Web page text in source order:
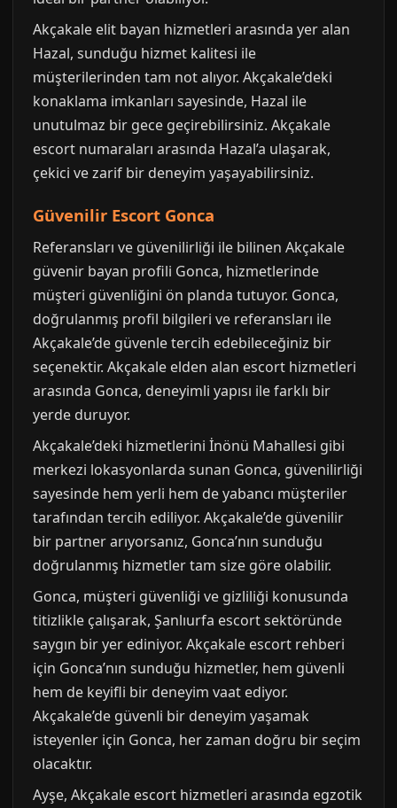
Akçakale elit bayan hizmetleri arasında yer alan
Hazal, sunduğu hizmet kalitesi ile
müşterilerinden tam not alıyor. Akçakale’deki
konaklama imkanları sayesinde, Hazal ile
unutulmaz bir gece geçirebilirsiniz. Akçakale
escort numaraları arasında Hazal’a ulaşarak,
çekici ve zarif bir deneyim yaşayabilirsiniz.
Güvenilir Escort Gonca
Referansları ve güvenilirliği ile bilinen Akçakale
güvenir bayan profili Gonca, hizmetlerinde
müşteri güvenliğini ön planda tutuyor. Gonca,
doğrulanmış profil bilgileri ve referansları ile
Akçakale’de güvenle tercih edebileceğiniz bir
seçenektir. Akçakale elden alan escort hizmetleri
arasında Gonca, deneyimli yapısı ile farklı bir
yerde duruyor.
Akçakale’deki hizmetlerini İnönü Mahallesi gibi
merkezi lokasyonlarda sunan Gonca, güvenilirliği
sayesinde hem yerli hem de yabancı müşteriler
tarafından tercih ediliyor. Akçakale’de güvenilir
bir partner arıyorsanız, Gonca’nın sunduğu
doğrulanmış hizmetler tam size göre olabilir.
Gonca, müşteri güvenliği ve gizliliği konusunda
titizlikle çalışarak, Şanlıurfa escort sektöründe
saygın bir yer ediniyor. Akçakale escort rehberi
için Gonca’nın sunduğu hizmetler, hem güvenli
hem de keyifli bir deneyim vaat ediyor.
Akçakale’de güvenli bir deneyim yaşamak
isteyenler için Gonca, her zaman doğru bir seçim
olacaktır.
Ayşe, Akçakale escort hizmetleri arasında egzotik